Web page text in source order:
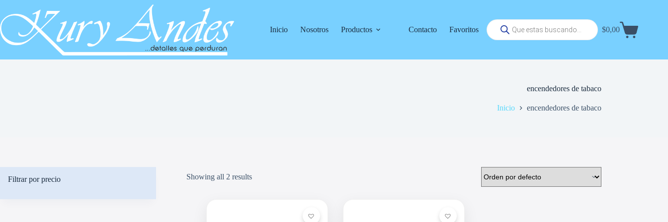
contenido
Inicio Nosotros Productos Contacto Favoritos
Búsqueda
de
productos
Carrito
$0,00
encendedores de tabaco
Inicio encendedores de tabaco
Showing all 2 results
Filtrar por precio